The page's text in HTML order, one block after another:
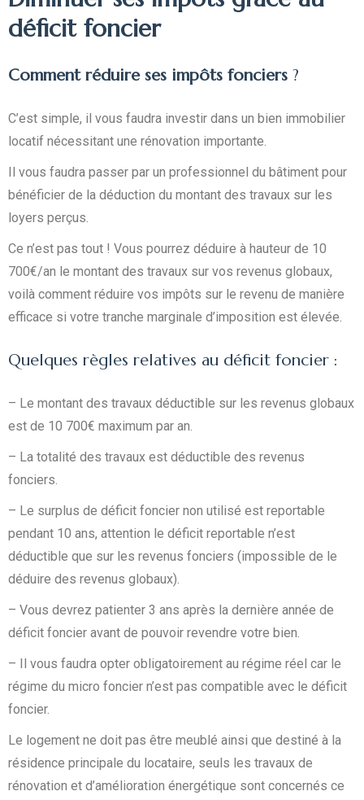
déficit foncier
Comment réduire ses impôts fonciers ?
C’est simple, il vous faudra investir dans un bien immobilier
locatif nécessitant une rénovation importante.
Il vous faudra passer par un professionnel du bâtiment pour
bénéficier de la déduction du montant des travaux sur les
loyers perçus.
Ce n’est pas tout ! Vous pourrez déduire à hauteur de 10
700€/an le montant des travaux sur vos revenus globaux,
voilà comment réduire vos impôts sur le revenu de manière
efficace si votre tranche marginale d’imposition est élevée.
Quelques règles relatives au déficit foncier :
– Le montant des travaux déductible sur les revenus globaux
est de 10 700€ maximum par an.
– La totalité des travaux est déductible des revenus
fonciers.
– Le surplus de déficit foncier non utilisé est reportable
pendant 10 ans, attention le déficit reportable n’est
déductible que sur les revenus fonciers (impossible de le
déduire des revenus globaux).
– Vous devrez patienter 3 ans après la dernière année de
déficit foncier avant de pouvoir revendre votre bien.
– Il vous faudra opter obligatoirement au régime réel car le
régime du micro foncier n’est pas compatible avec le déficit
foncier.
Le logement ne doit pas être meublé ainsi que destiné à la
résidence principale du locataire, seuls les travaux de
rénovation et d’amélioration énergétique sont concernés ce